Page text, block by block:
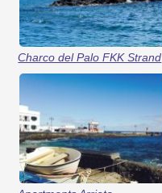
Charco del Palo FKK Strand